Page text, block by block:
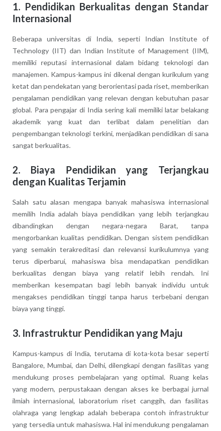
1. Pendidikan Berkualitas dengan Standar
Internasional
Beberapa universitas di India, seperti Indian Institute of
Technology (IIT) dan Indian Institute of Management (IIM),
memiliki reputasi internasional dalam bidang teknologi dan
manajemen. Kampus-kampus ini dikenal dengan kurikulum yang
ketat dan pendekatan yang berorientasi pada riset, memberikan
pengalaman pendidikan yang relevan dengan kebutuhan pasar
global. Para pengajar di India sering kali memiliki latar belakang
akademik yang kuat dan terlibat dalam penelitian dan
pengembangan teknologi terkini, menjadikan pendidikan di sana
sangat berkualitas.
2. Biaya Pendidikan yang Terjangkau
dengan Kualitas Terjamin
Salah satu alasan mengapa banyak mahasiswa internasional
memilih India adalah biaya pendidikan yang lebih terjangkau
dibandingkan dengan negara-negara Barat, tanpa
mengorbankan kualitas pendidikan. Dengan sistem pendidikan
yang semakin terakreditasi dan relevansi kurikulumnya yang
terus diperbarui, mahasiswa bisa mendapatkan pendidikan
berkualitas dengan biaya yang relatif lebih rendah. Ini
memberikan kesempatan bagi lebih banyak individu untuk
mengakses pendidikan tinggi tanpa harus terbebani dengan
biaya yang tinggi.
3. Infrastruktur Pendidikan yang Maju
Kampus-kampus di India, terutama di kota-kota besar seperti
Bangalore, Mumbai, dan Delhi, dilengkapi dengan fasilitas yang
mendukung proses pembelajaran yang optimal. Ruang kelas
yang modern, perpustakaan dengan akses ke berbagai jurnal
ilmiah internasional, laboratorium riset canggih, dan fasilitas
olahraga yang lengkap adalah beberapa contoh infrastruktur
yang tersedia untuk mahasiswa. Hal ini mendukung pengalaman